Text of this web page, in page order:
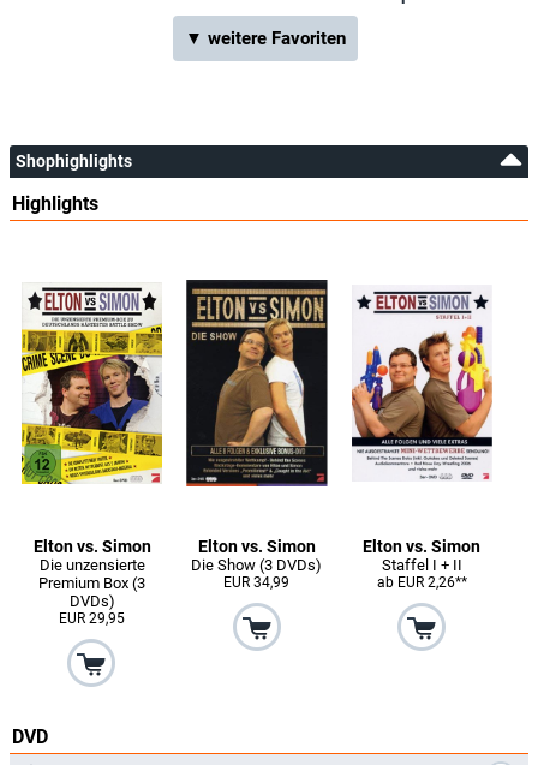
▼ weitere Favoriten
Shophighlights
Highlights
Elton vs. Simon
Die unzensierte
Premium Box (3
DVDs)
EUR 29,95
Elton vs. Simon
Die Show (3 DVDs)
EUR 34,99
Elton vs. Simon
Staffel I + II
ab EUR 2,26**
DVD